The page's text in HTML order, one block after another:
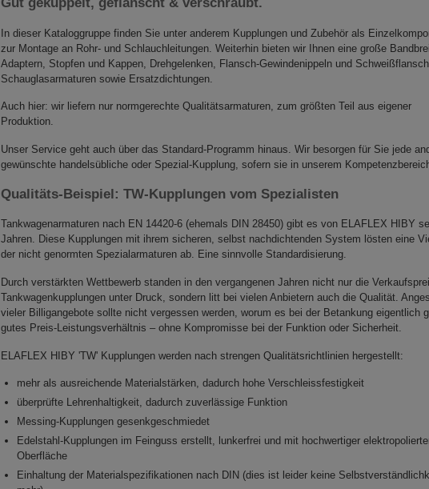
In dieser Kataloggruppe finden Sie unter anderem Kupplungen und Zubehör als
zur Montage an Rohr- und Schlauchleitungen. Weiterhin bieten wir Ihnen eine große
Adaptern, Stopfen und Kappen, Drehgelenken, Flansch-Gewindenippeln und
Schauglasarmaturen sowie Ersatzdichtungen.
Auch hier: wir liefern nur normgerechte Qualitätsarmaturen, zum größten Teil aus eigener
Produktion.
Unser Service geht auch über das Standard-Programm hinaus. Wir besorgen für Sie jede
gewünschte handelsübliche oder Spezial-Kupplung, sofern sie in unserem
Qualitäts-Beispiel: TW-Kupplungen vom Spezialisten
Tankwagenarmaturen nach EN 14420-6 (ehemals DIN 28450) gibt es von ELAFLEX HIBY
Jahren. Diese Kupplungen mit ihrem sicheren, selbst nachdichtenden System lösten eine
der nicht genormten Spezialarmaturen ab. Eine sinnvolle Standardisierung.
Durch verstärkten Wettbewerb standen in den vergangenen Jahren nicht nur die
Tankwagenkupplungen unter Druck, sondern litt bei vielen Anbietern auch die Qualität.
vieler Billigangebote sollte nicht vergessen werden, worum es bei der Betankung eigentlich
gutes Preis-Leistungsverhältnis – ohne Kompromisse bei der Funktion oder Sicherheit.
ELAFLEX HIBY 'TW' Kupplungen werden nach strengen Qualitätsrichtlinien hergestellt:
mehr als ausreichende Materialstärken, dadurch hohe Verschleissfestigkeit
überprüfte Lehrenhaltigkeit, dadurch zuverlässige Funktion
Messing-Kupplungen gesenkgeschmiedet
Edelstahl-Kupplungen im Feinguss erstellt, lunkerfrei und mit hochwertiger
Oberfläche
Einhaltung der Materialspezifikationen nach DIN (dies ist leider keine